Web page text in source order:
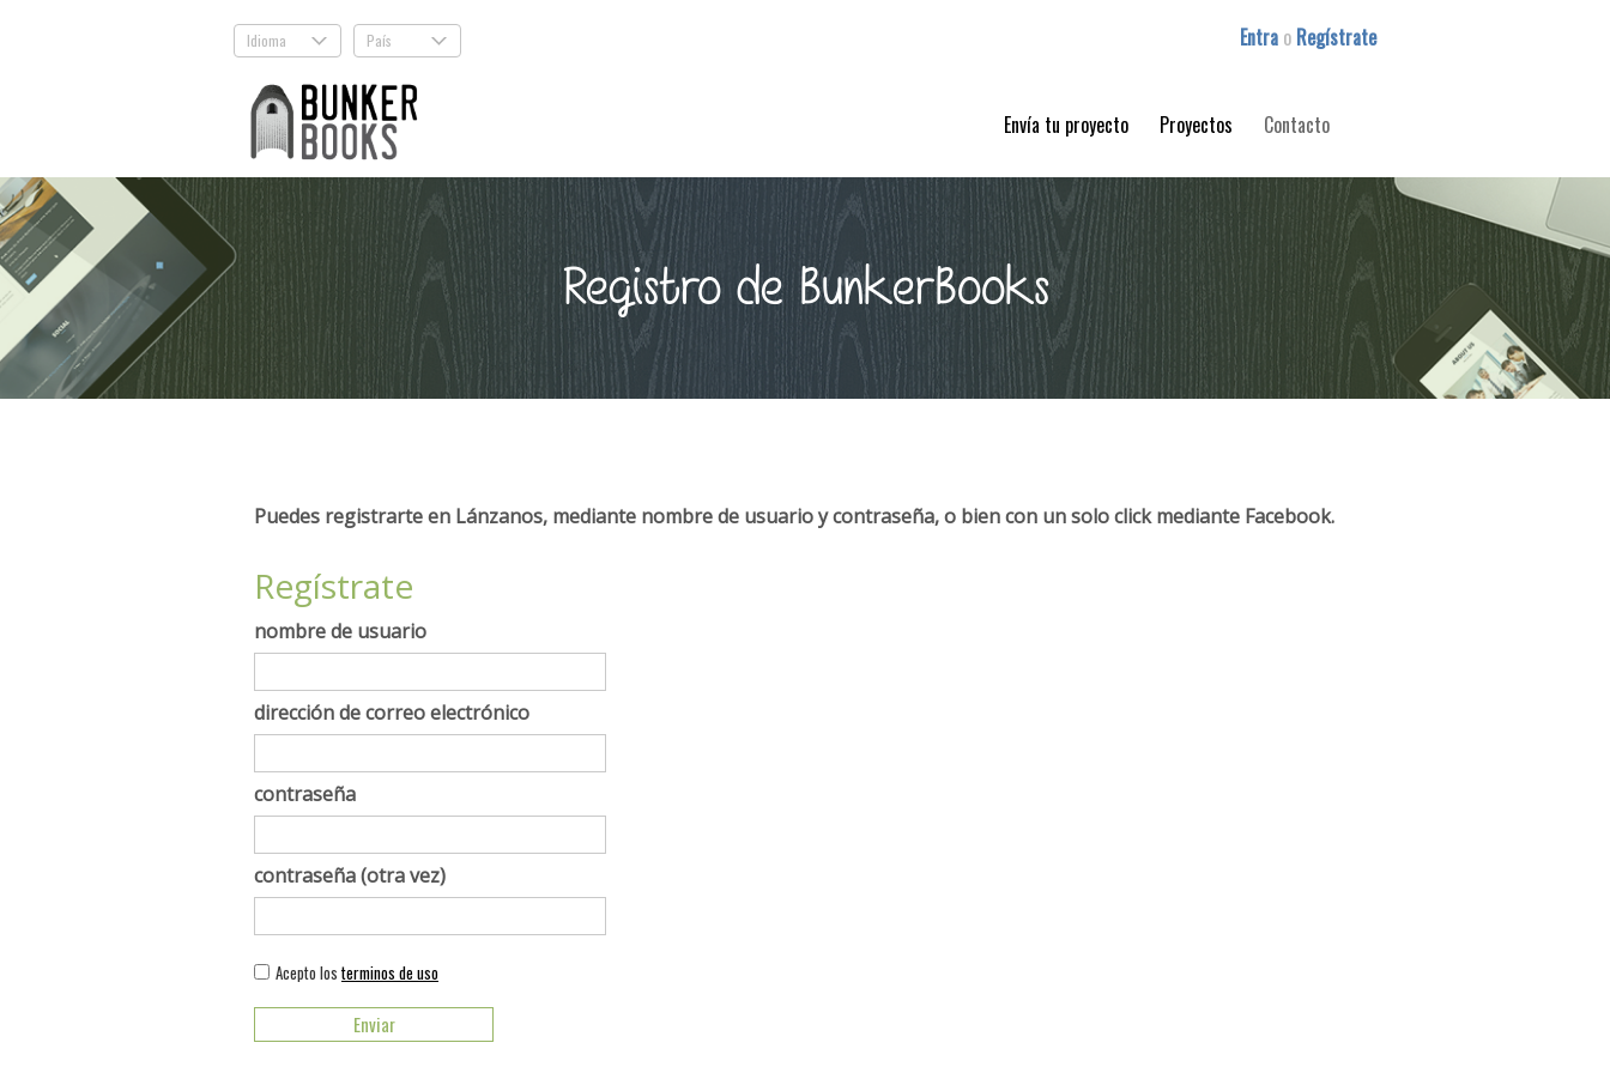
Idioma . País . Entra o Regístrate
Envía tu proyecto Proyectos Contacto
Registro de BunkerBooks
Puedes registrarte en Lánzanos, mediante nombre de usuario y contraseña, o bien con un solo click mediante Facebook.
Regístrate
nombre de usuario
dirección de correo electrónico
contraseña
contraseña (otra vez)
Acepto los terminos de uso